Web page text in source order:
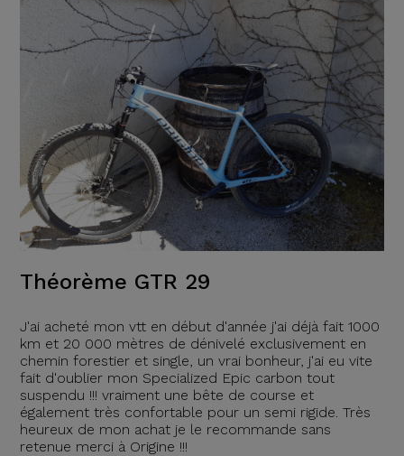
Théorème GTR 29
J'ai acheté mon vtt en début d'année j'ai déjà fait 1000
km et 20 000 mètres de dénivelé exclusivement en
chemin forestier et single, un vrai bonheur, j'ai eu vite
fait d'oublier mon Specialized Epic carbon tout
suspendu !!! vraiment une bête de course et
également très confortable pour un semi rigide. Très
heureux de mon achat je le recommande sans
retenue merci à Origine !!!